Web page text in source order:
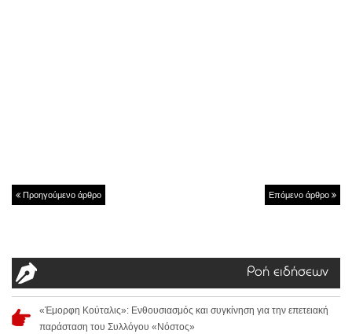
Προηγούμενο άρθρο Επόμενο άρθρο
Ροή ειδήσεων
«Έμορφη Κούταλις»: Ενθουσιασμός και συγκίνηση για την επετειακή
παράσταση του Συλλόγου «Νόστος»